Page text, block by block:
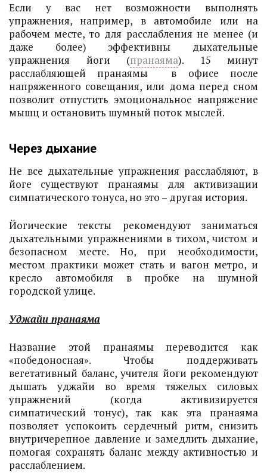
Если у вас нет возможности выполнять
упражнения, например, в автомобиле или на
рабочем месте, то для расслабления не менее (и
даже более) эффективны дыхательные
упражнения йоги (пранаяма). 15 минут
расслабляющей пранаямы в офисе после
напряженного совещания, или дома перед сном
позволит отпустить эмоциональное напряжение
мышц и остановить шумный поток мыслей.
Через дыхание
Не все дыхательные упражнения расслабляют, в
йоге существуют пранаямы для активизации
симпатического тонуса, но это – другая история.
Йогические тексты рекомендуют заниматься
дыхательными упражнениями в тихом, чистом и
безопасном месте. Но, при необходимости,
местом практики может стать и вагон метро, и
кресло автомобиля в пробке на шумной
городской улице.
Уджайи пранаяма
Название этой пранаямы переводится как
«победоносная». Чтобы поддерживать
вегетативный баланс, учителя йоги рекомендуют
дышать уджайи во время тяжелых силовых
упражнений (когда активизируется
симпатический тонус), так как эта пранаяма
позволяет успокоить сердечный ритм, снизить
внутричерепное давление и замедлить дыхание,
помогая сохранять баланс между активностью и
расслаблением.